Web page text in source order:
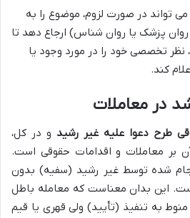
می تواند در صورت لزوم، موضوع را به
پزشک یا روان شناس) ارجاع دهد تا
نظر تخصصی خود را در مورد وجود یا
کند.
در معاملات
طرح دعوا علیه غیر رشید و در کل،
بر معاملات و اقدامات حقوقی است.
شده توسط غیر رشید (سفیه) بدون
این بدان معناست که معامله باطل
منوط به تنفیذ (تأیید) ولی قهری یا قیم